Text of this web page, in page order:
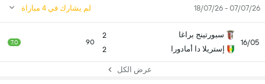
07/07/26 - 18/07/26 لم يشارك في 4 مباراة
16/05
سبورتينج براغا
إستريلا دا أمادورا
2
2
90
7.0
عرض الكل